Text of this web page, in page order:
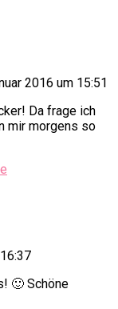
2016 um 15:51
Da frage ich
mir morgens so
🙂 Schöne